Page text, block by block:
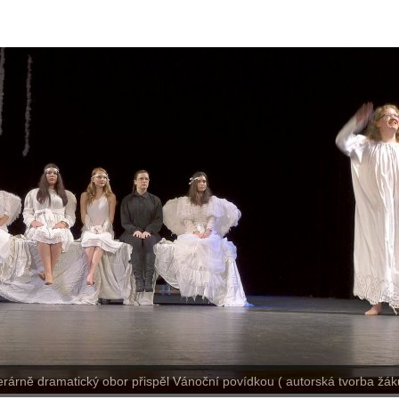
dramatický obor přispěl Vánoční povídkou ( autorská tvorba